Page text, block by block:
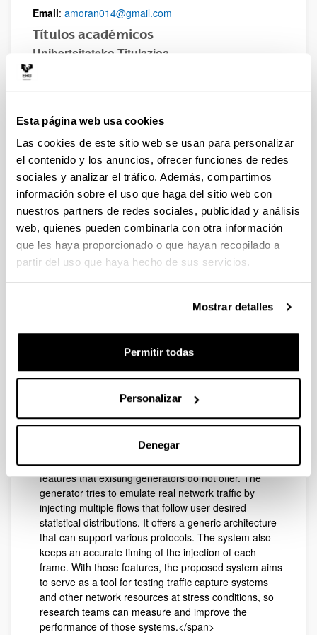
Esta página web usa cookies
Las cookies de este sitio web se usan para personalizar
el contenido y los anuncios, ofrecer funciones de redes
sociales y analizar el tráfico. Además, compartimos
información sobre el uso que haga del sitio web con
nuestros partners de redes sociales, publicidad y análisis
web, quienes pueden combinarla con otra información
que les haya proporcionado o que hayan recopilado a
partir del uso que haya hecho de sus servicios.
Mostrar detalles
Permitir todas
Personalizar
Denegar
Email: amoran014@gmail.com
Títulos académicos
Unibertsitateko Titulazioa
Centro:
Artículos
Arquitectura de generación e
inyección de tráfico sintético
configurable en FPGA
Autoría:
Iker Blanco, Adrián Morán, Armando Ferro, Luis
2012
XVII Simposium Nacional URSI. Elche, Spain.
September 12-14
<span lang="en">The aim of this paper is to describe
inject synthetic traffic at gigabit or higher rate. The
proposed architecture has been designed to add new
features that existing generators do not offer. The
generator tries to emulate real network traffic by
injecting multiple flows that follow user desired
statistical distributions. It offers a generic architecture
that can support various protocols. The system also
keeps an accurate timing of the injection of each
frame. With those features, the proposed system aims
to serve as a tool for testing traffic capture systems
and other network resources at stress conditions, so
research teams can measure and improve the
performance of those systems.</span>